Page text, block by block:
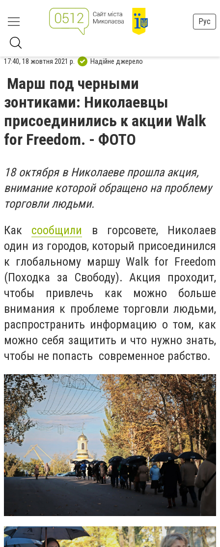
Рус
17:40, 18 жовтня 2021 р. Надійне джерело
Марш под черными
зонтиками: Николаевцы
присоединились к акции Walk
for Freedom. - ФОТО
18 октября в Николаеве прошла акция,
внимание которой обращено на проблему
торговли людьми.
Как сообщили в горсовете, Николаев
один из городов, который присоединился
к глобальному маршу Walk for Freedom
(Походка за Свободу). Акция проходит,
чтобы привлечь как можно больше
внимания к проблеме торговли людьми,
распространить информацию о том, как
можно себя защитить и что нужно знать,
чтобы не попасть современное рабство.